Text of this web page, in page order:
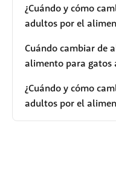
¿Cuándo y cómo
adultos por el
Cuándo cambiar de
alimento para gatos
¿Cuándo y cómo
adultos por el